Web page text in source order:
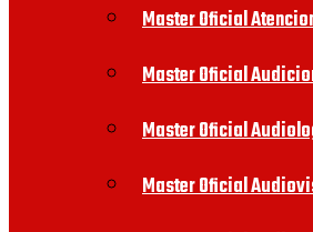
Master Oficial
Master Oficial
Master Oficial
Master Oficial